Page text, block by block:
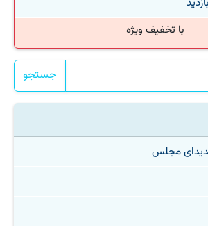
با تخفیف ویژه
جستجو
مجلس